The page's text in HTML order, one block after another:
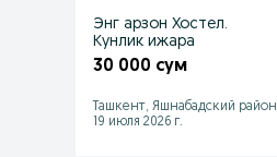
Энг арзон Хостел.
Кунлик ижара
30 000 сум
Ташкент, Яшнабадский район
19 июля 2026 г.